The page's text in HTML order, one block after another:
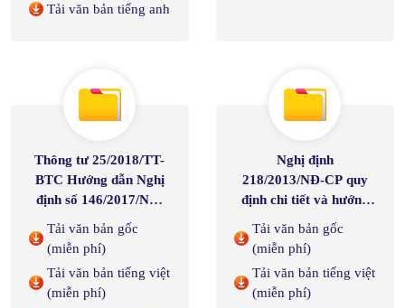
sung một số điều của
Tải văn bản tiếng anh
Thông tư 25/2018/TT-
BTC Hướng dẫn Nghị
định số 146/2017/NĐ-
CP ngày 15 tháng 12
năm 2017 của Chính
phủ và sửa đổi, bổ sung
một số điều của Thông
tư số 78/2014/TT-BTC
Tải văn bản gốc
(miễn phí)
Tải văn bản tiếng việt
(miễn phí)
Nghị định
218/2013/NĐ-CP quy
định chi tiết và hướng
dẫn thi hành luật thuế
thu nhập doanh nghiệp
Tải văn bản gốc
(miễn phí)
Tải văn bản tiếng việt
(miễn phí)